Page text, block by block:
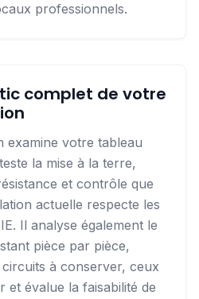
professionnels.
complet de votre
examine votre tableau
la mise à la terre,
et contrôle que
actuelle respecte les
Il analyse également le
pièce par pièce,
circuits à conserver, ceux
et évalue la faisabilité de